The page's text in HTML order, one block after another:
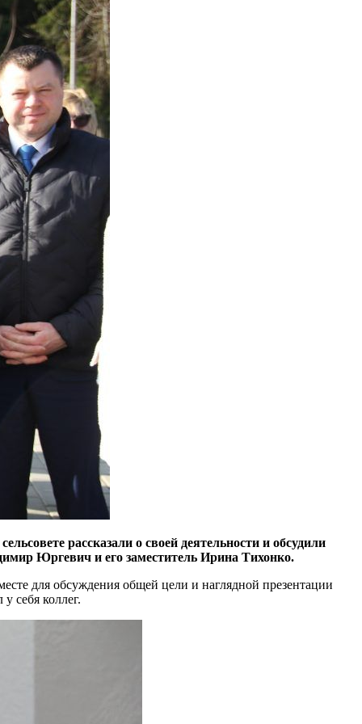
рассказали о своей деятельности и обсудили
Юргевич и его заместитель Ирина Тихонко.
для обсуждения общей цели и наглядной презентации
себя коллег.